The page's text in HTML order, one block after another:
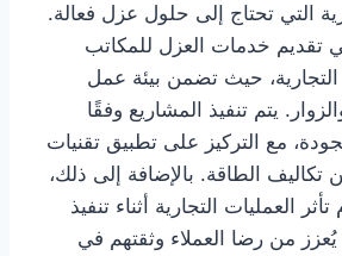
التي تحتاج إلى حلول عزل فعالة.
خدمات العزل للمكاتب
التجارية، حيث تضمن بيئة عمل
يتم تنفيذ المشاريع وفقًا
مع التركيز على تطبيق تقنيات
الطاقة. بالإضافة إلى ذلك،
العمليات التجارية أثناء تنفيذ
من رضا العملاء وثقتهم في